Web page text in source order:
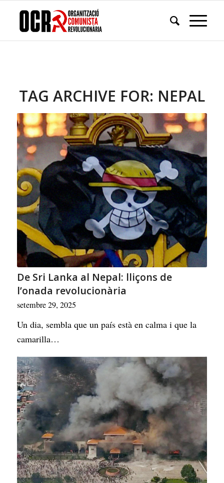
TAG ARCHIVE FOR: NEPAL
De Sri Lanka al Nepal: lliçons de
l’onada revolucionària
setembre 29, 2025
Un dia, sembla que un país està en calma i que la
camarilla…